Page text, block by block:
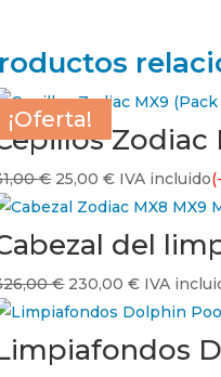
¡Oferta!
Zodiac
€ El
precio
original
31,00 €.
25,00€El
precio
actual
25,00 €.
IVA incluido
¡Oferta!
del
€ El
precio
original
230,00€El
precio
actual
IVA
¡Oferta!
¡Oferta!